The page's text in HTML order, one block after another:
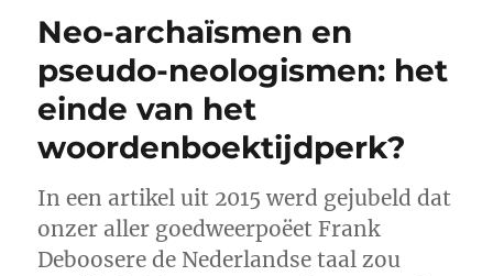
Neo-archaïsmen en
pseudo-neologismen: het
einde van het
woordenboektijdperk?
In een artikel uit 2015 werd gejubeld dat
onzer aller goedweerpoëet Frank
Deboosere de Nederlandse taal zou